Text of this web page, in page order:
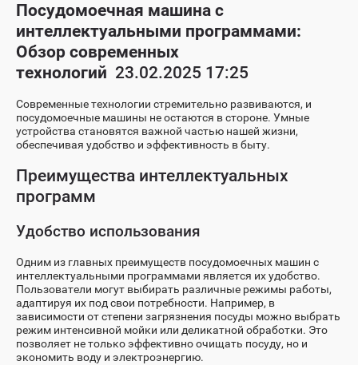
Посудомоечная машина с
интеллектуальными программами:
Обзор современных
технологий 23.02.2025 17:25
Современные технологии стремительно развиваются, и
посудомоечные машины не остаются в стороне. Умные
устройства становятся важной частью нашей жизни,
обеспечивая удобство и эффективность в быту.
Преимущества интеллектуальных
программ
Удобство использования
Одним из главных преимуществ посудомоечных машин с
интеллектуальными программами является их удобство.
Пользователи могут выбирать различные режимы работы,
адаптируя их под свои потребности. Например, в
зависимости от степени загрязнения посуды можно выбрать
режим интенсивной мойки или деликатной обработки. Это
позволяет не только эффективно очищать посуду, но и
экономить воду и электроэнергию.